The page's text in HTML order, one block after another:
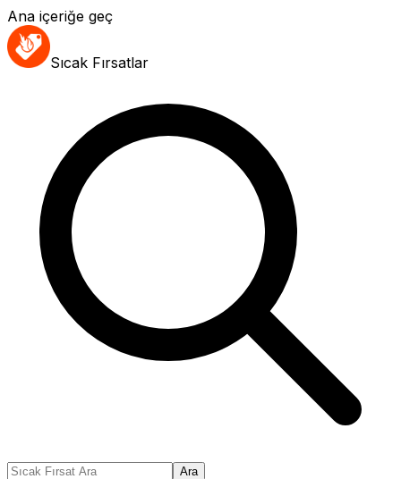
Ana içeriğe geç
Sıcak Fırsatlar
Ara